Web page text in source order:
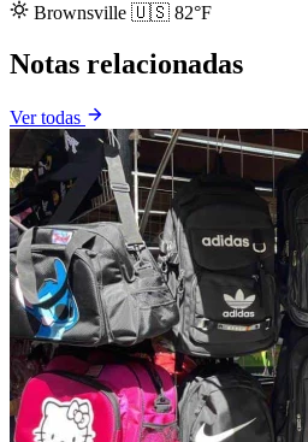
Brownsville 🇺🇸 82°F
Notas relacionadas
Ver todas